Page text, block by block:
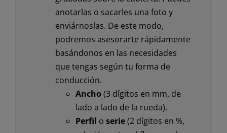
anotarlas o sacarles una foto y
enviárnoslas. De este modo,
podremos asesorarte rápidamente
basándonos en las necesidades
que tengas según tu forma de
conducción.
Ancho (3 dígitos en mm, de
lado a lado de la rueda).
Perfil oserie(2 dígitos en %,